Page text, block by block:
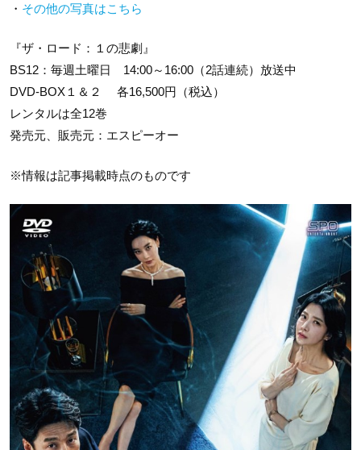
・ その他の写真はこちら
『ザ・ロード：１の悲劇』
BS12：毎週土曜日 14:00～16:00（2話連続）放送中
DVD-BOX１＆２ 各16,500円（税込）
レンタルは全12巻
発売元、販売元：エスピーオー
※情報は記事掲載時点のものです